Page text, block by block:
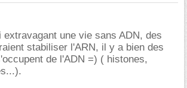
extravagant une vie sans ADN, des
stabiliser l'ARN, il y a bien des
de l'ADN =) ( histones,